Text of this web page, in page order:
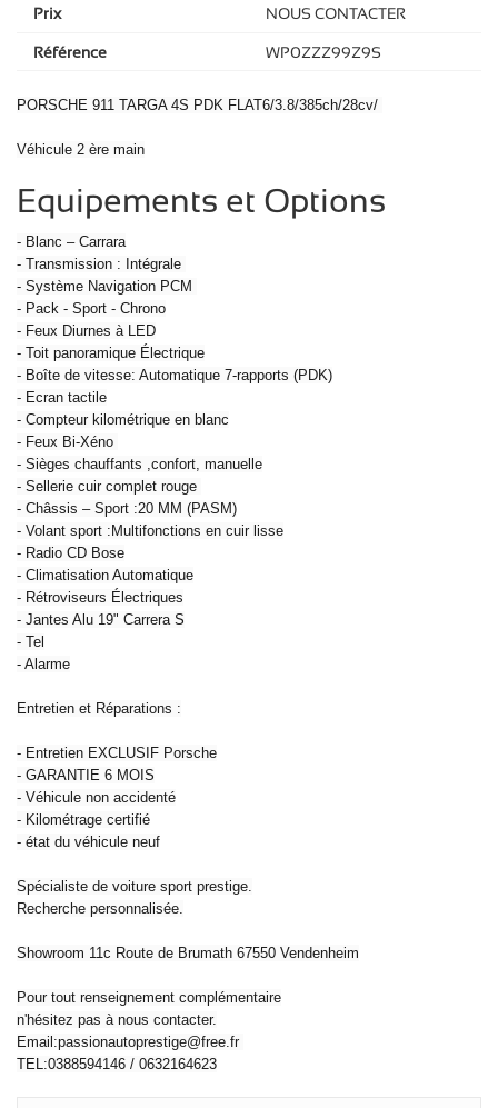
Prix NOUS CONTACTER
Référence WP0ZZZ99Z9S
PORSCHE 911 TARGA 4S PDK FLAT6/3.8/385ch/28cv/
Véhicule 2 ère main
Equipements et Options
- Blanc – Carrara
- Transmission : Intégrale
- Système Navigation PCM
- Pack - Sport - Chrono
- Feux Diurnes à LED
- Toit panoramique Électrique
- Boîte de vitesse: Automatique 7-rapports (PDK)
- Ecran tactile
- Compteur kilométrique en blanc
- Feux Bi-Xéno
- Sièges chauffants ,confort, manuelle
- Sellerie cuir complet rouge
- Châssis – Sport :20 MM (PASM)
- Volant sport :Multifonctions en cuir lisse
- Radio CD Bose
- Climatisation Automatique
- Rétroviseurs Électriques
- Jantes Alu 19" Carrera S
- Tel
- Alarme
Entretien et Réparations :
- Entretien EXCLUSIF Porsche
- GARANTIE 6 MOIS
- Véhicule non accidenté
- Kilométrage certifié
- état du véhicule neuf
Spécialiste de voiture sport prestige.
Recherche personnalisée.
Showroom 11c Route de Brumath 67550 Vendenheim
Pour tout renseignement complémentaire
n'hésitez pas à nous contacter.
Email:passionautoprestige@free.fr
TEL:0388594146 / 0632164623